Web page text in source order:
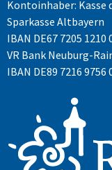
Kontoinhaber: Kasse
Sparkasse Altbayern
IBAN DE67 7205 1210
VR Bank Neuburg-
IBAN DE89 7216 9756